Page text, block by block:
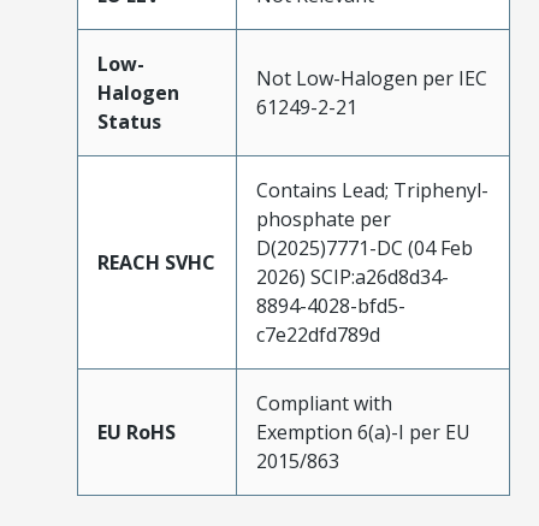
Low-
Halogen
Status
Not Low-Halogen per IEC
61249-2-21
REACH SVHC
Contains Lead; Triphenyl-
phosphate per
D(2025)7771-DC (04 Feb
2026) SCIP:a26d8d34-
8894-4028-bfd5-
c7e22dfd789d
EU RoHS
Compliant with
Exemption 6(a)-I per EU
2015/863